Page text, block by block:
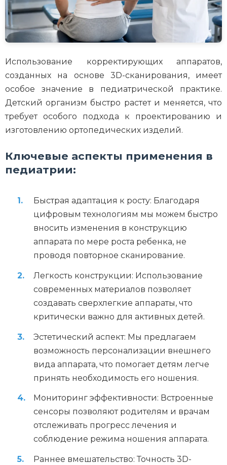
Использование корректирующих аппаратов,
созданных на основе 3D-сканирования, имеет
особое значение в педиатрической практике.
Детский организм быстро растет и меняется, что
требует особого подхода к проектированию и
изготовлению ортопедических изделий.
Ключевые аспекты применения в
педиатрии:
Быстрая адаптация к росту: Благодаря
цифровым технологиям мы можем быстро
вносить изменения в конструкцию
аппарата по мере роста ребенка, не
проводя повторное сканирование.
Легкость конструкции: Использование
современных материалов позволяет
создавать сверхлегкие аппараты, что
критически важно для активных детей.
Эстетический аспект: Мы предлагаем
возможность персонализации внешнего
вида аппарата, что помогает детям легче
принять необходимость его ношения.
Мониторинг эффективности: Встроенные
сенсоры позволяют родителям и врачам
отслеживать прогресс лечения и
соблюдение режима ношения аппарата.
Раннее вмешательство: Точность 3D-